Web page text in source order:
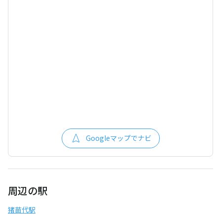
Googleマップでナビ
周辺の駅
猪苗代駅